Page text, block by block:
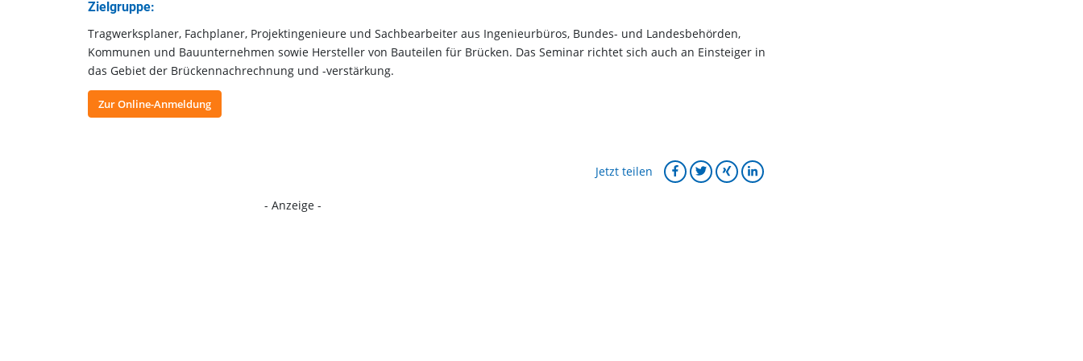
Zielgruppe:
Tragwerksplaner, Fachplaner, Projektingenieure und Sachbearbeiter aus Ingenieurbüros, Bundes- und Landesbehörden,
Kommunen und Bauunternehmen sowie Hersteller von Bauteilen für Brücken. Das Seminar richtet sich auch an Einsteiger in
das Gebiet der Brückennachrechnung und -verstärkung.
Zur Online-Anmeldung
Jetzt teilen
- Anzeige -